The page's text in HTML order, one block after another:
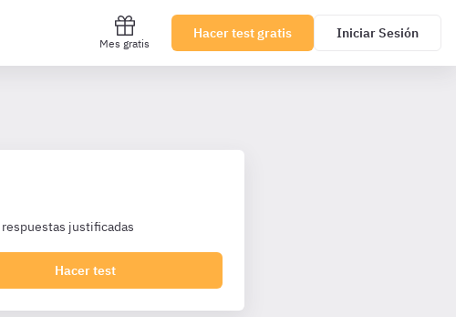
Mes gratis
Hacer test gratis Iniciar Sesión
respuestas justificadas
Hacer test